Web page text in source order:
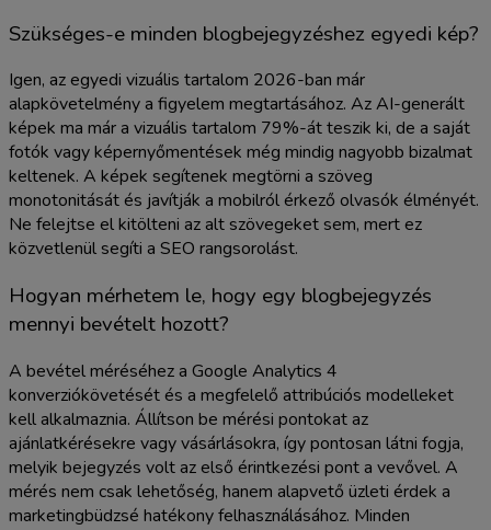
Szükséges-e minden blogbejegyzéshez egyedi kép?
Igen, az egyedi vizuális tartalom 2026-ban már
alapkövetelmény a figyelem megtartásához. Az AI-generált
képek ma már a vizuális tartalom 79%-át teszik ki, de a saját
fotók vagy képernyőmentések még mindig nagyobb bizalmat
keltenek. A képek segítenek megtörni a szöveg
monotonitását és javítják a mobilról érkező olvasók élményét.
Ne felejtse el kitölteni az alt szövegeket sem, mert ez
közvetlenül segíti a SEO rangsorolást.
Hogyan mérhetem le, hogy egy blogbejegyzés
mennyi bevételt hozott?
A bevétel méréséhez a Google Analytics 4
konverziókövetését és a megfelelő attribúciós modelleket
kell alkalmaznia. Állítson be mérési pontokat az
ajánlatkérésekre vagy vásárlásokra, így pontosan látni fogja,
melyik bejegyzés volt az első érintkezési pont a vevővel. A
mérés nem csak lehetőség, hanem alapvető üzleti érdek a
marketingbüdzsé hatékony felhasználásához. Minden